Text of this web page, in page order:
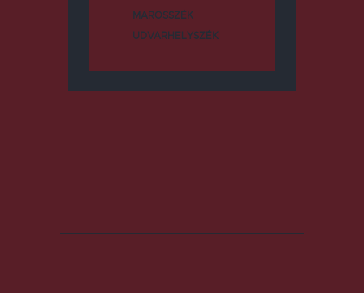
MAROSSZÉK
UDVARHELYSZÉK